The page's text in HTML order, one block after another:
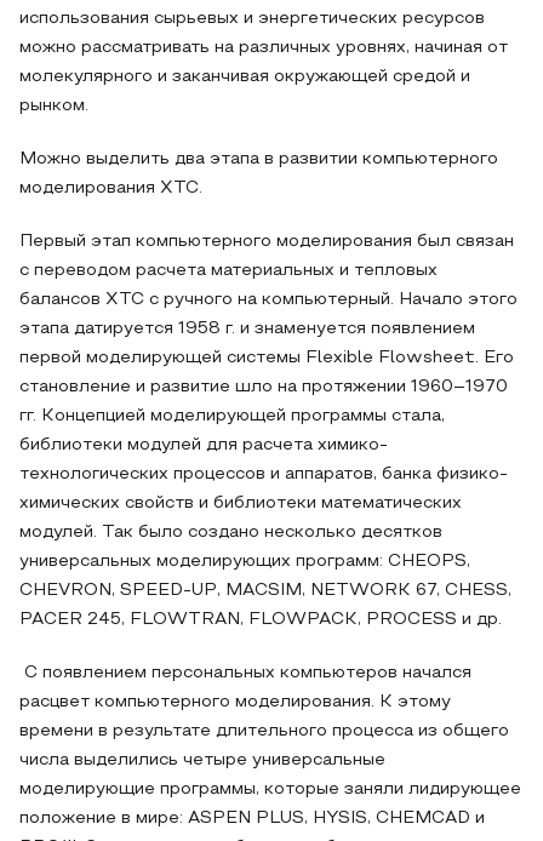
использования сырьевых и энергетических ресурсов
можно рассматривать на различных уровнях, начиная от
молекулярного и заканчивая окружающей средой и
рынком.
Можно выделить два этапа в развитии компьютерного
моделирования ХТС.
Первый этап компьютерного моделирования был связан
с переводом расчета материальных и тепловых
балансов ХТС с ручного на компьютерный. Начало этого
этапа датируется 1958 г. и знаменуется появлением
первой моделирующей системы Flexible Flowsheet. Его
становление и развитие шло на протяжении 1960–1970
гг. Концепцией моделирующей программы стала,
библиотеки модулей для расчета химико-
технологических процессов и аппаратов, банка физико-
химических свойств и библиотеки математических
модулей. Так было создано несколько десятков
универсальных моделирующих программ: CHEOPS,
CHEVRON, SPEED-UP, MACSIM, NETWORK 67, CHESS,
PACER 245, FLOWTRAN, FLOWPACK, PROCESS и др.
С появлением персональных компьютеров начался
расцвет компьютерного моделирования. К этому
времени в результате длительного процесса из общего
числа выделились четыре универсальные
моделирующие программы, которые заняли лидирующее
положение в мире: ASPEN PLUS, HYSIS, CHEMCAD и